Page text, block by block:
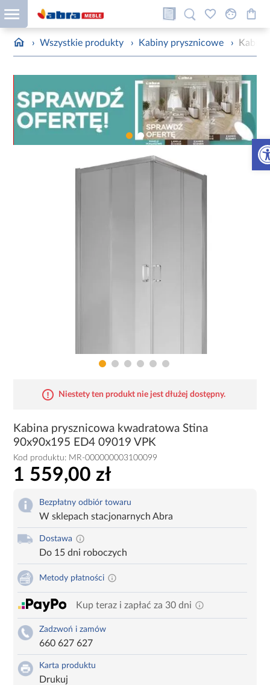
› Wszystkie produkty › Kabiny prysznicowe ›
Niestety ten produkt nie jest dłużej dostępny.
Kabina prysznicowa kwadratowa Stina
90x90x195 ED4 09019 VPK
Kod produktu: MR-000000003100099
1 559,00 zł
Bezpłatny odbiór towaru
W sklepach stacjonarnych Abra
Dostawa
Do 15 dni roboczych
Metody płatności
Kup teraz i zapłać za 30 dni
Zadzwoń i zamów
660 627 627
Karta produktu
Drukuj